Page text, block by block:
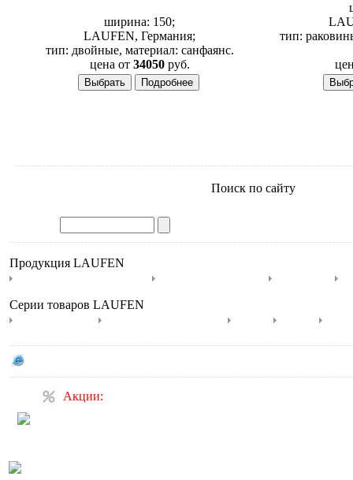
ширина: 150;
LAUFEN, Германия;
тип: двойные, материал: санфаянс.
цена от34050 руб.
тип:
Поиск по сайту
Продукция LAUFEN
Серии товаров LAUFEN
Акции: